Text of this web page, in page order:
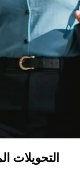
التحويلات